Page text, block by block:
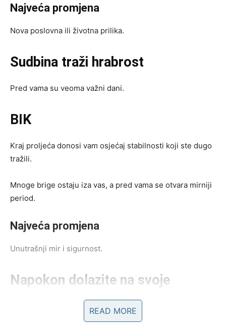
Najveća promjena
Nova poslovna ili životna prilika.
Sudbina traži hrabrost
Pred vama su veoma važni dani.
BIK
Kraj proljeća donosi vam osjećaj stabilnosti koji ste dugo
tražili.
Mnoge brige ostaju iza vas, a pred vama se otvara mirniji
period.
Najveća promjena
Unutrašnji mir i sigurnost.
Napokon dolazite na svoje
Pred vama su veoma lijepi trenuci.
READ MORE